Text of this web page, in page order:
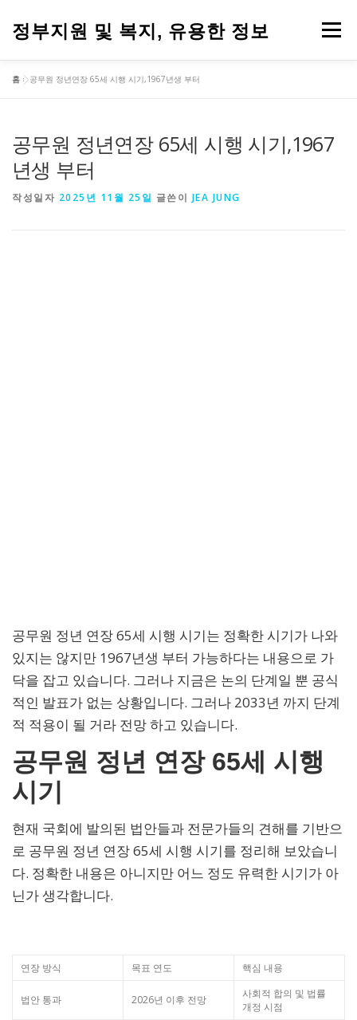
정부지원 및 복지, 유용한 정보 메뉴
홈 »공무원 정년연장 65세 시행 시기,1967년생 부터
공무원 정년연장 65세 시행 시기,1967
년생 부터
작성일자 2025년 11월 25일 글쓴이 JEA JUNG
공무원 정년 연장 65세 시행 시기는 정확한 시기가 나와
있지는 않지만 1967년생 부터 가능하다는 내용으로 가
닥을 잡고 있습니다. 그러나 지금은 논의 단계일 뿐 공식
적인 발표가 없는 상황입니다. 그러나 2033년 까지 단계
적 적용이 될 거라 전망 하고 있습니다.
공무원 정년 연장 65세 시행
시기
현재 국회에 발의된 법안들과 전문가들의 견해를 기반으
로 공무원 정년 연장 65세 시행 시기를 정리해 보았습니
다. 정확한 내용은 아니지만 어느 정도 유력한 시기가 아
닌가 생각합니다.
연장 방식 목표 연도 핵심 내용
법안 통과 2026년 이후 전망
사회적 합의 및 법률
개정 시점